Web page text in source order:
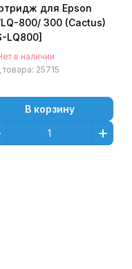
для Epson
LQ-800/ 300 (Cactus)
LQ800]
в наличии
товара: 25715
В корзину